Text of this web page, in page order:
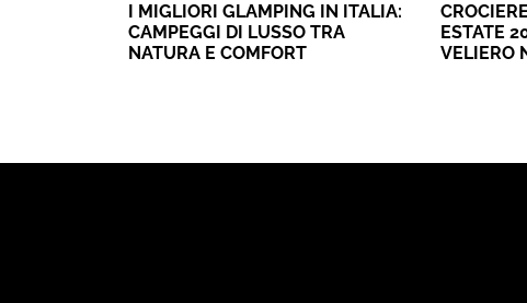
I MIGLIORI GLAMPING IN ITALIA:
CAMPEGGI DI LUSSO TRA
NATURA E COMFORT
ESTATE
VELIERO